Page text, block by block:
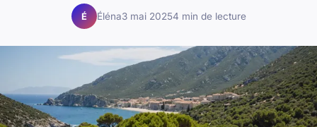
É Éléna3 mai 20254 min de lecture